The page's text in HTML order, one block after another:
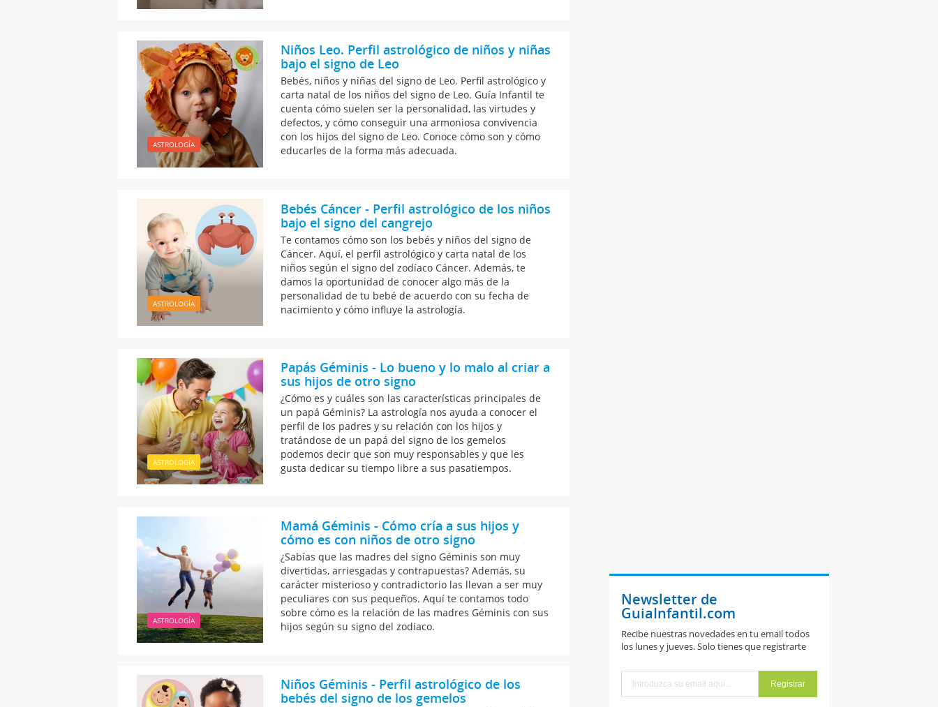
ASTROLOGÍA
Niños Leo. Perfil astrológico de niños y niñas
bajo el signo de Leo
Bebés, niños y niñas del signo de Leo. Perfil astrológico y
carta natal de los niños del signo de Leo. Guía Infantil te
cuenta cómo suelen ser la personalidad, las virtudes y
defectos, y cómo conseguir una armoniosa convivencia
con los hijos del signo de Leo. Conoce cómo son y cómo
educarles de la forma más adecuada.
ASTROLOGÍA
Bebés Cáncer - Perfil astrológico de los niños
bajo el signo del cangrejo
Te contamos cómo son los bebés y niños del signo de
Cáncer. Aquí, el perfil astrológico y carta natal de los
niños según el signo del zodíaco Cáncer. Además, te
damos la oportunidad de conocer algo más de la
personalidad de tu bebé de acuerdo con su fecha de
nacimiento y cómo influye la astrología.
ASTROLOGÍA
Papás Géminis - Lo bueno y lo malo al criar a
sus hijos de otro signo
¿Cómo es y cuáles son las características principales de
un papá Géminis? La astrología nos ayuda a conocer el
perfil de los padres y su relación con los hijos y
tratándose de un papá del signo de los gemelos
podemos decir que son muy responsables y que les
gusta dedicar su tiempo libre a sus pasatiempos.
ASTROLOGÍA
Mamá Géminis - Cómo cría a sus hijos y
cómo es con niños de otro signo
¿Sabías que las madres del signo Géminis son muy
divertidas, arriesgadas y contrapuestas? Además, su
carácter misterioso y contradictorio las llevan a ser muy
peculiares con sus pequeños. Aquí te contamos todo
sobre cómo es la relación de las madres Géminis con sus
hijos según su signo del zodiaco.
Niños Géminis - Perfil astrológico de los
bebés del signo de los gemelos
Newsletter de
GuiaInfantil.com
Recibe nuestras novedades en tu email todos
los lunes y jueves. Solo tienes que registrarte